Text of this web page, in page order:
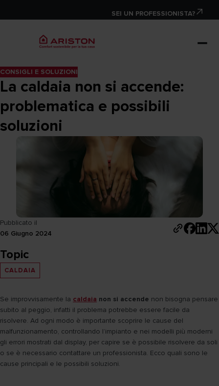
SEI UN PROFESSIONISTA?
CONSIGLI E SOLUZIONI
La caldaia non si accende:
problematica e possibili
soluzioni
Pubblicato il
06 Giugno 2024
Topic
CALDAIA
Se improvvisamente la caldaia non si accende non bisogna pensare
subito al peggio, infatti il problema potrebbe essere facile da
risolvere. Ad ogni modo è importante scoprire le cause del
malfunzionamento, controllando l’impianto e nei modelli più moderni
gli errori mostrati dal display, per capire se è possibile risolvere da soli
o se è necessario contattare un professionista. Ecco quali sono le
cause principali e le possibili soluzioni.